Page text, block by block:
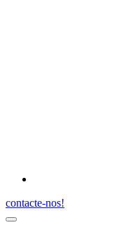
contacte-nos!